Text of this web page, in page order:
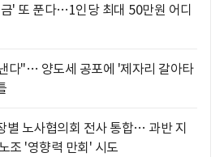
' 또 푼다…1인당 최대 50만원 어디
다"… 양도세 공포에 '제자리 갈아타
별 노사협의회 전사 통합… 과반 지
조 '영향력 만회' 시도